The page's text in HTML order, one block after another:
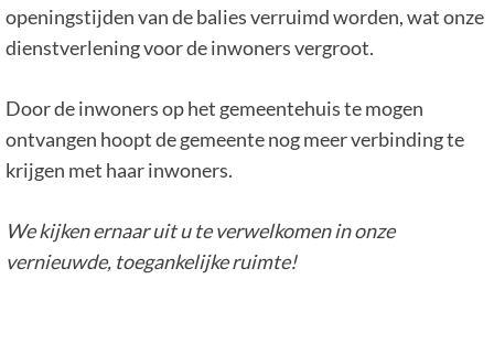
openingstijden van de balies verruimd worden, wat onze
dienstverlening voor de inwoners vergroot.
Door de inwoners op het gemeentehuis te mogen
ontvangen hoopt de gemeente nog meer verbinding te
krijgen met haar inwoners.
We kijken ernaar uit u te verwelkomen in onze
vernieuwde, toegankelijke ruimte!